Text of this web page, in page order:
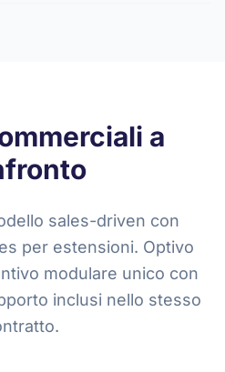
a
sales-driven con
per estensioni. Optivo
modulare unico con
inclusi nello stesso